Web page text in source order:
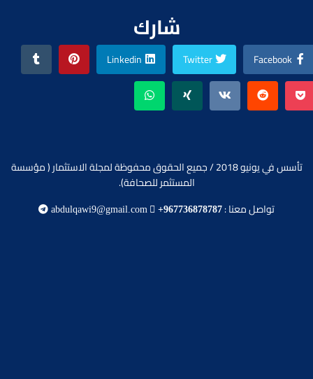
شارك
Facebook
Twitter
Linkedin
تأسس في يونيو 2018 / جميع الحقوق محفوظة لمجلة الاستثمار ( مؤسسة
المستثمر للصحافة).
تواصل معنا : +967736878787
abdulqawi9@gmail.com